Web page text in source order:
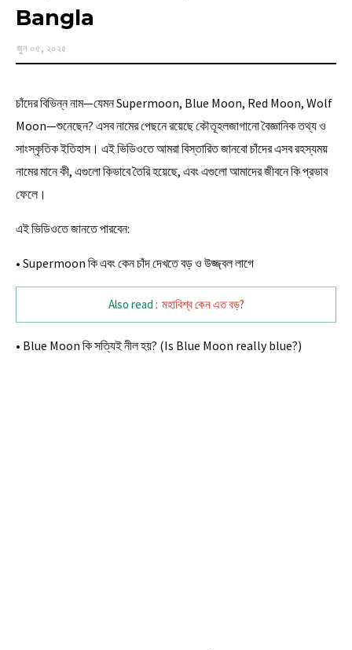
Bangla
জুন ০৫, ২০২৫
চাঁদের বিভিন্ন নাম—যেমন Supermoon, Blue Moon, Red Moon, Wolf
Moon—শুনেছেন? এসব নামের পেছনে রয়েছে কৌতূহলজাগানো বৈজ্ঞানিক তথ্য ও
সাংস্কৃতিক ইতিহাস। এই ভিডিওতে আমরা বিস্তারিত জানবো চাঁদের এসব রহস্যময়
নামের মানে কী, এগুলো কিভাবে তৈরি হয়েছে, এবং এগুলো আমাদের জীবনে কি প্রভাব
ফেলে।
এই ভিডিওতে জানতে পারবেন:
• Supermoon কি এবং কেন চাঁদ দেখতে বড় ও উজ্জ্বল লাগে
Also read : মহাবিশ্ব কেন এত বড়?
• Blue Moon কি সত্যিই নীল হয়? (Is Blue Moon really blue?)